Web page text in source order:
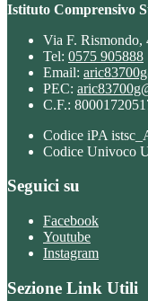
Istituto Comprensivo
Via F. Rismondo,
Tel: 0575 905888
Email:
PEC:
C.F.:
Codice iPA
Codice Univoco
Seguici su
Facebook
Youtube
Instagram
Sezione Link Utili